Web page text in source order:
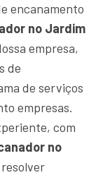
encanamento
no Jardim
empresa,
de
de serviços
empresas.
com
no